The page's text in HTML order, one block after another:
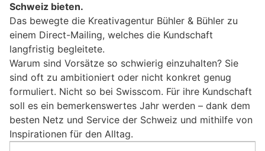
Schweiz bieten.
Das bewegte die Kreativagentur Bühler & Bühler zu
einem Direct-Mailing, welches die Kundschaft
langfristig begleitete.
Warum sind Vorsätze so schwierig einzuhalten? Sie
sind oft zu ambitioniert oder nicht konkret genug
formuliert. Nicht so bei Swisscom. Für ihre Kundschaft
soll es ein bemerkenswertes Jahr werden – dank dem
besten Netz und Service der Schweiz und mithilfe von
Inspirationen für den Alltag.